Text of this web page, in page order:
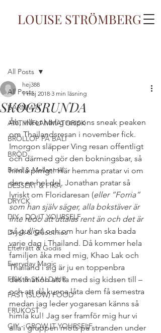
LOUISE STRÖMBERG
All Posts
BARNMAT
ANTIINFLAMMATORISK
BRÖLLOP PÅ BALI
BRÖD
Bröd & Mellanmål
DESSERT & FIKA
DRYCK
DIY - DO IT YOURSELF
Dryck & Smoothies
Efterrätt & Godis
Everyday Magic
FISK & SKALDJUR
FAST (SLOW) FOOD
FRUKOST
GIY - GROW IT YOURSELF
All Posts
SKOGSRUNDA
hej388
1 maj 2018 3 min läsning
Åh, vilket härlig respons sneak peaken
om Thailandsresan i november fick.
Imorgon släpper Ving resan offentligt
och därmed gör den bokningsbar, så
himla pirrigt! Här hemma pratar vi om
den en hel del, Jonathan pratar så
lyriskt om Floridaresan (eller ”Forria”
som han själv säger, alla bokstäver är
inte redo att uttalas rent än och det är
så gulligt) och om hur han ska bada
varje dag i Thailand. Då kommer hela
familjen åka med mig, Khao Lak och
Thailand i sig är ju en toppenbra
destination att ta med sig kidsen till –
och att då kunna låta dem få semestra
medan jag leder yogaresan känns så
himla kul! Jag ser framför mig hur vi
alla i gruppen möts på stranden under